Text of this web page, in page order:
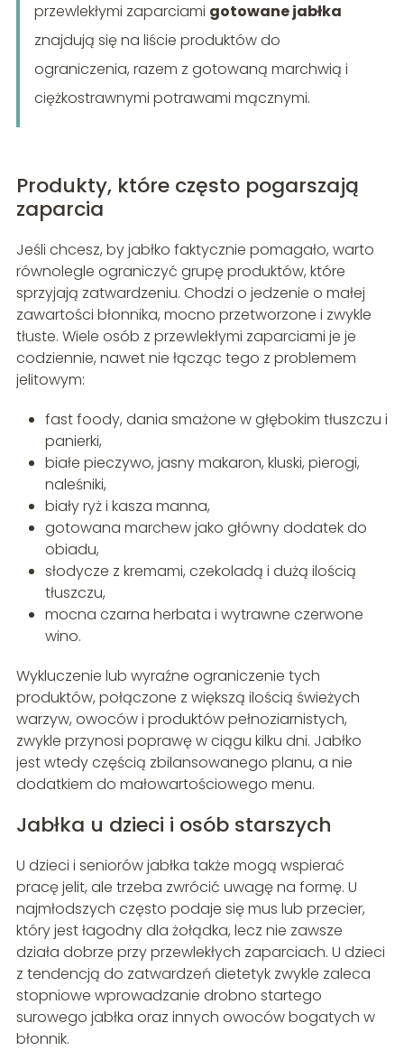
przewlekłymi zaparciami gotowane jabłka
znajdują się na liście produktów do
ograniczenia, razem z gotowaną marchwią i
ciężkostrawnymi potrawami mącznymi.
Produkty, które często pogarszają
zaparcia
Jeśli chcesz, by jabłko faktycznie pomagało, warto
równolegle ograniczyć grupę produktów, które
sprzyjają zatwardzeniu. Chodzi o jedzenie o małej
zawartości błonnika, mocno przetworzone i zwykle
tłuste. Wiele osób z przewlekłymi zaparciami je je
codziennie, nawet nie łącząc tego z problemem
jelitowym:
fast foody, dania smażone w głębokim tłuszczu i
panierki,
białe pieczywo, jasny makaron, kluski, pierogi,
naleśniki,
biały ryż i kasza manna,
gotowana marchew jako główny dodatek do
obiadu,
słodycze z kremami, czekoladą i dużą ilością
tłuszczu,
mocna czarna herbata i wytrawne czerwone
wino.
Wykluczenie lub wyraźne ograniczenie tych
produktów, połączone z większą ilością świeżych
warzyw, owoców i produktów pełnoziarnistych,
zwykle przynosi poprawę w ciągu kilku dni. Jabłko
jest wtedy częścią zbilansowanego planu, a nie
dodatkiem do małowartościowego menu.
Jabłka u dzieci i osób starszych
U dzieci i seniorów jabłka także mogą wspierać
pracę jelit, ale trzeba zwrócić uwagę na formę. U
najmłodszych często podaje się mus lub przecier,
który jest łagodny dla żołądka, lecz nie zawsze
działa dobrze przy przewlekłych zaparciach. U dzieci
z tendencją do zatwardzeń dietetyk zwykle zaleca
stopniowe wprowadzanie drobno startego
surowego jabłka oraz innych owoców bogatych w
błonnik.